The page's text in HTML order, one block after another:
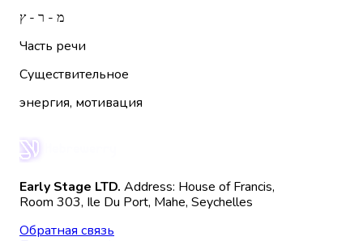
מ - ר - ץ
Часть речи
Существительное
энергия, мотивация
Early Stage LTD. Address: House of Francis,
Room 303, Ile Du Port, Mahe, Seychelles
Обратная связь